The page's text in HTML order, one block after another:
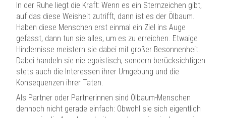
In der Ruhe liegt die Kraft: Wenn es ein Sternzeichen gibt,
auf das diese Weisheit zutrifft, dann ist es der Ölbaum.
Haben diese Menschen erst einmal ein Ziel ins Auge
gefasst, dann tun sie alles, um es zu erreichen. Etwaige
Hindernisse meistern sie dabei mit großer Besonnenheit.
Dabei handeln sie nie egoistisch, sondern berücksichtigen
stets auch die Interessen ihrer Umgebung und die
Konsequenzen ihrer Taten.
Als Partner oder Partnerinnen sind Ölbaum-Menschen
dennoch nicht gerade einfach: Obwohl sie sich eigentlich